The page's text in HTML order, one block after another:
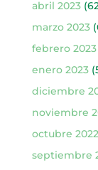
abril 2023
marzo 2023
febrero 2023
enero 2023
diciembre
noviembre
octubre 2022
septiembre